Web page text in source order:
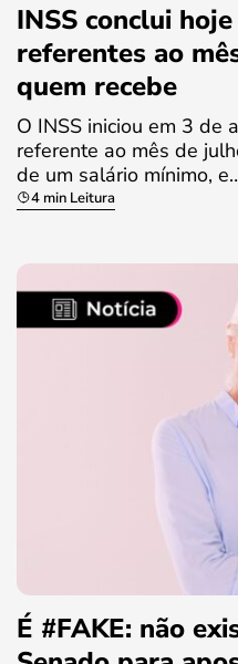
INSS conclui
referentes ao
quem recebe
O INSS iniciou em 3 de
referente ao mês de
de um salário mínimo,
4 min Leitura
É #FAKE: não